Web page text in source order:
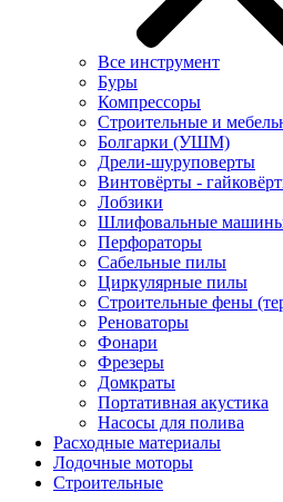
Все инструмент
Буры
Компрессоры
Строительные и
Болгарки (УШМ)
Дрели-шуруповерты
Винтовёрты -
Лобзики
Шлифовальные
Перфораторы
Сабельные пилы
Циркулярные пилы
Строительные фены
Реноваторы
Фонари
Фрезеры
Домкраты
Портативная акустика
Насосы для полива
Расходные материалы
Лодочные моторы
Строительные